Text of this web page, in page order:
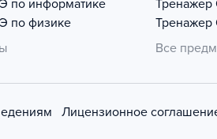
по информатике
по физике
Тренажер
Тренажер
Все
Лицензионное